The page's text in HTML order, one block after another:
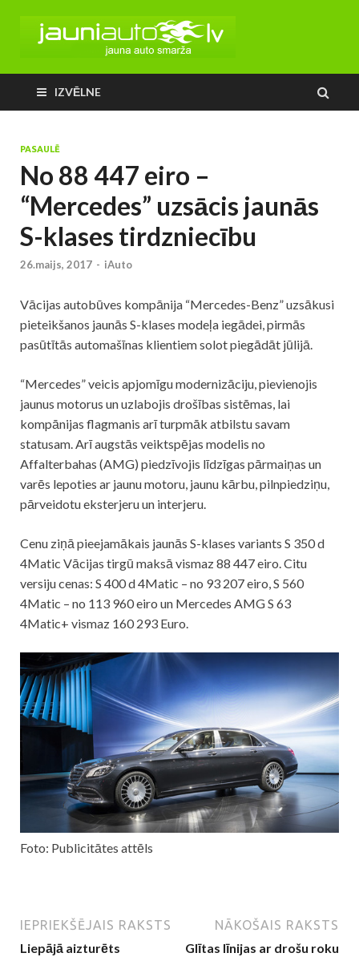
IZVĒLNE
PASAULĒ
No 88 447 eiro –
“Mercedes” uzsācis jaunās
S-klases tirdzniecību
26.maijs, 2017 - iAuto
Vācijas autobūves kompānija “Mercedes-Benz” uzsākusi
pieteikšanos jaunās S-klases modeļa iegādei, pirmās
pasūtītās automašīnas klientiem solot piegādāt jūlijā.
“Mercedes” veicis apjomīgu modernizāciju, pievienojis
jaunus motorus un uzlabojis drošības sistēmas, lai
kompānijas flagmanis arī turpmāk atbilstu savam
statusam. Arī augstās veiktspējas modelis no
Affalterbahas (AMG) piedzīvojis līdzīgas pārmaiņas un
varēs lepoties ar jaunu motoru, jaunu kārbu, pilnpiedziņu,
pārveidotu eksterjeru un interjeru.
Cenu ziņā pieejamākais jaunās S-klases variants S 350 d
4Matic Vācijas tirgū maksā vismaz 88 447 eiro. Citu
versiju cenas: S 400 d 4Matic – no 93 207 eiro, S 560
4Matic – no 113 960 eiro un Mercedes AMG S 63
4Matic+ vismaz 160 293 Euro.
Foto: Publicitātes attēls
IEPRIEKŠĒJAIS RAKSTS
Liepājā aizturēts
NĀKOŠAIS RAKSTS
Glītas līnijas ar drošu roku